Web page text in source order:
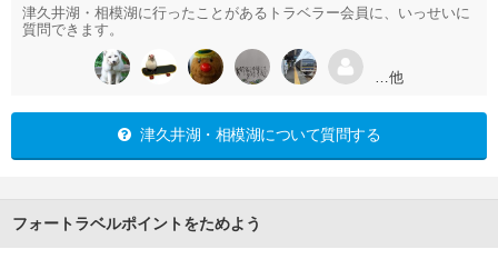
津久井湖・相模湖に行ったことがあるトラベラー会員に、いっせいに
質問できます。
…他
津久井湖・相模湖について質問する
フォートラベルポイントをためよう